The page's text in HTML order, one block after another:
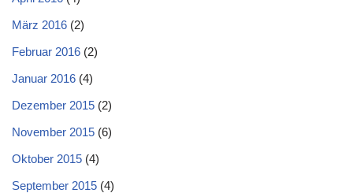
März 2016 (2)
Februar 2016 (2)
Januar 2016 (4)
Dezember 2015 (2)
November 2015 (6)
Oktober 2015 (4)
September 2015 (4)